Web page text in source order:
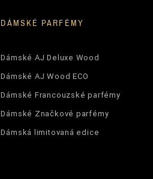
DÁMSKÉ PARFÉMY
Dámské AJ Deluxe Wood
Dámské AJ Wood ECO
Dámské Francouzské parfémy
Dámské Značkové parfémy
Dámská limitovaná edice